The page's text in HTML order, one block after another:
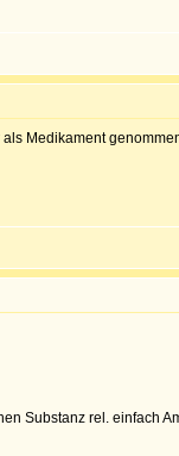
Medikament
Substanz rel. einfach